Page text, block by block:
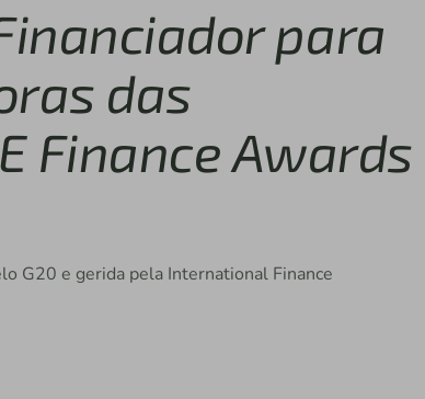
para
das
Finance Awards
G20 e gerida pela International Finance